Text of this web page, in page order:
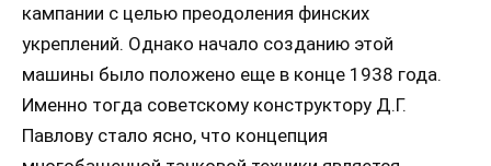
кампании с целью преодоления финских
укреплений. Однако начало созданию этой
машины было положено еще в конце 1938 года.
Именно тогда советскому конструктору Д.Г.
Павлову стало ясно, что концепция